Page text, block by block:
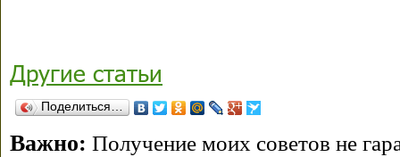
Другие статьи
Поделиться…
Важно: Получение моих советов не